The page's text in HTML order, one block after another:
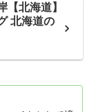
【北海道】
北海道の